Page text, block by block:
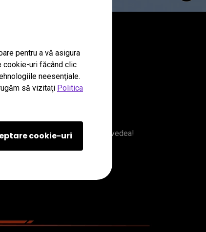
pentru a vă asigura
cookie-uri făcând clic
neesenţiale.
să vizitaţi Politica
cookie-uri
pe care alții nu le pot vedea!